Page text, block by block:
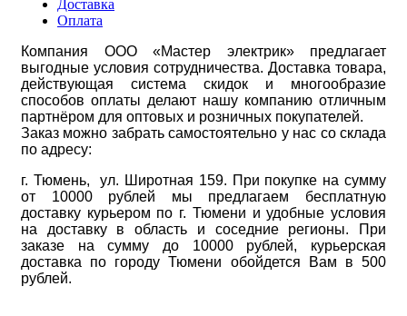
Доставка
Оплата
Компания ООО «Мастер электрик» предлагает
выгодные условия сотрудничества. Доставка товара,
действующая система скидок и многообразие
способов оплаты делают нашу компанию отличным
партнёром для оптовых и розничных покупателей.
Заказ можно забрать самостоятельно у нас со склада
по адресу:
г. Тюмень, ул. Широтная 159. При покупке на сумму
от 10000 рублей мы предлагаем бесплатную
доставку курьером по г. Тюмени и удобные условия
на доставку в область и соседние регионы. При
заказе на сумму до 10000 рублей, курьерская
доставка по городу Тюмени обойдется Вам в 500
рублей.